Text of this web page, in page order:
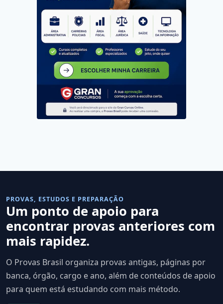
PROVAS, ESTUDOS E PREPARAÇÃO
Um ponto de apoio para
encontrar provas anteriores com
mais rapidez.
O Provas Brasil organiza provas antigas, páginas por
banca, órgão, cargo e ano, além de conteúdos de apoio
para quem está estudando com mais método.